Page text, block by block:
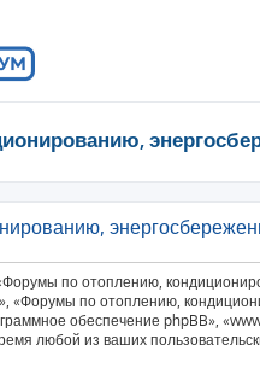
по отоплению,
«Форумы по отоплению,
обеспечение phpBB»,
любой из ваших